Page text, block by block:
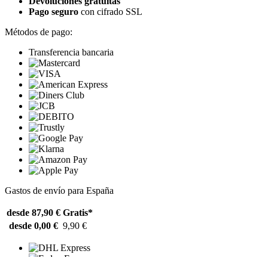
Pago seguro con cifrado SSL
Métodos de pago:
Transferencia bancaria
Gastos de envío para España
desde 87,90 € Gratis*
desde 0,00 € 9,90 €